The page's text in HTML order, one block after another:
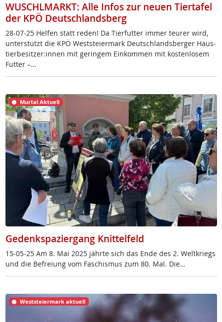
WUSCHLMARKT: Alle Infos zur neuen Tiertafel
der KPÖ Deutschlandsberg
28-07-25 Hel­fen statt re­den! Da Tier­fut­ter im­mer teu­rer wird,
un­ter­stützt die KPÖ West­s­tei­er­mark Deut­sch­lands­ber­ger Haus­
tier­be­sit­zer:in­nen mit ge­rin­gem Ein­kom­men mit kos­ten­lo­sem
Fut­ter –…
Murtal Aktuell
Gedenkspaziergang Knittelfeld
15-05-25 Am 8. Mai 2025 jähr­te sich das En­de des 2. Welt­kriegs
und die Be­f­rei­ung vom Fa­schis­mus zum 80. Mal. Die…
Weststeiermark aktuell